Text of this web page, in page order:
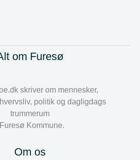
om Furesø
skriver om mennesker,
politik og dagligdags
trummerum
Kommune.
Om os